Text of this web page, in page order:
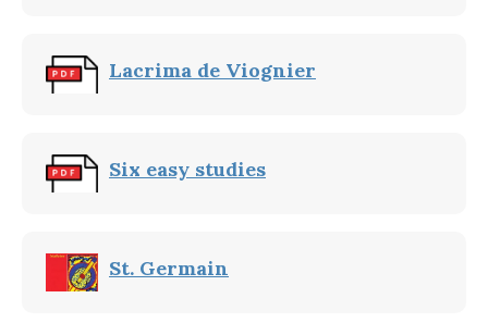
Lacrima de Viognier
Six easy studies
St. Germain